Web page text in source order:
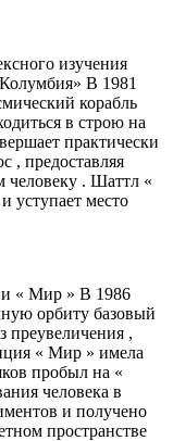
изучения
В 1981
корабль
в строю на
практически
, предоставляя
человеку . Шаттл «
уступает место
« Мир » В 1986
орбиту базовый
преувеличения ,
« Мир » имела
пробыл на «
человека в
и получено
пространстве